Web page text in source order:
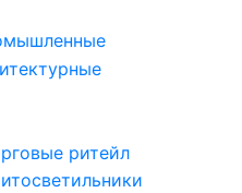
ритейл